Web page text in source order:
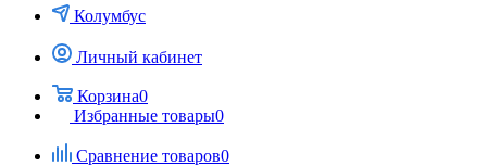
Колумбус
Личный кабинет
Корзина0
Избранные товары0
Сравнение товаров0